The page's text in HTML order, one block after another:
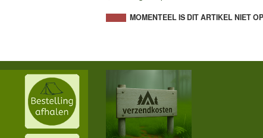
MOMENTEEL IS DIT ARTIKEL NIET